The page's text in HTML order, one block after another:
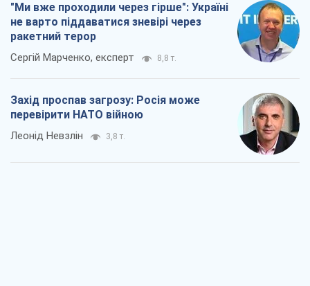
"Ми вже проходили через гірше": Україні
не варто піддаватися зневірі через
ракетний терор
Сергій Марченко, експерт 8,8 т.
Захід проспав загрозу: Росія може
перевірити НАТО війною
Леонід Невзлін 3,8 т.